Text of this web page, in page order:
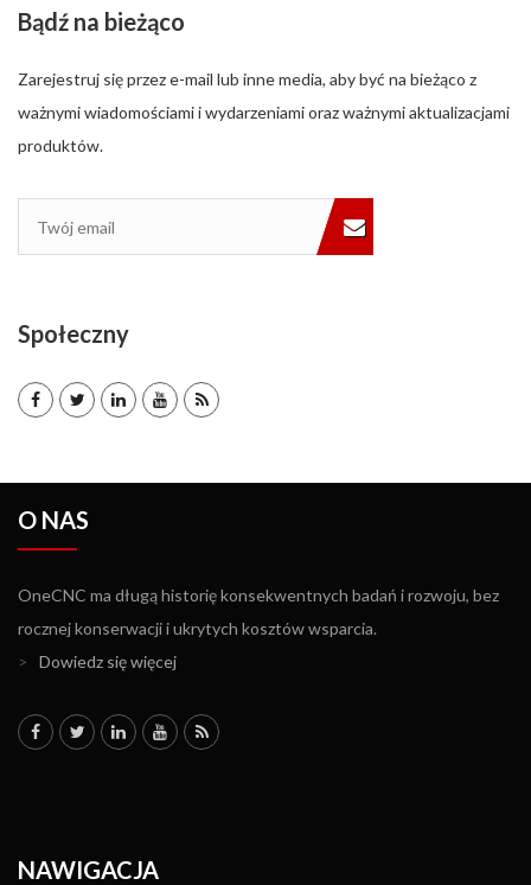
Bądź na bieżąco
Zarejestruj się przez e-mail lub inne media, aby być na bieżąco z
ważnymi wiadomościami i wydarzeniami oraz ważnymi aktualizacjami
produktów.
Społeczny
O NAS
OneCNC ma długą historię konsekwentnych badań i rozwoju, bez
rocznej konserwacji i ukrytych kosztów wsparcia.
>
Dowiedz się więcej
NAWIGACJA